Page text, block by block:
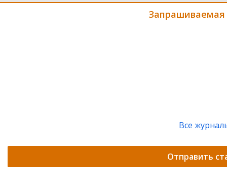
Запрашиваемая
Все
Отправить